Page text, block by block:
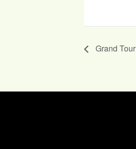
Grand Tour